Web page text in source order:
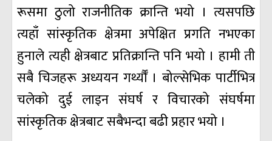
रूसमा ठुलो राजनीतिक क्रान्ति भयो । त्यसपछि
त्यहाँ सांस्कृतिक क्षेत्रमा अपेक्षित प्रगति नभएका
हुनाले त्यही क्षेत्रबाट प्रतिक्रान्ति पनि भयो । हामी ती
सबै चिजहरू अध्ययन गर्थ्यौँ । बोल्सेभिक पार्टीभित्र
चलेको दुई लाइन संघर्ष र विचारको संघर्षमा
सांस्कृतिक क्षेत्रबाट सबैभन्दा बढी प्रहार भयो ।